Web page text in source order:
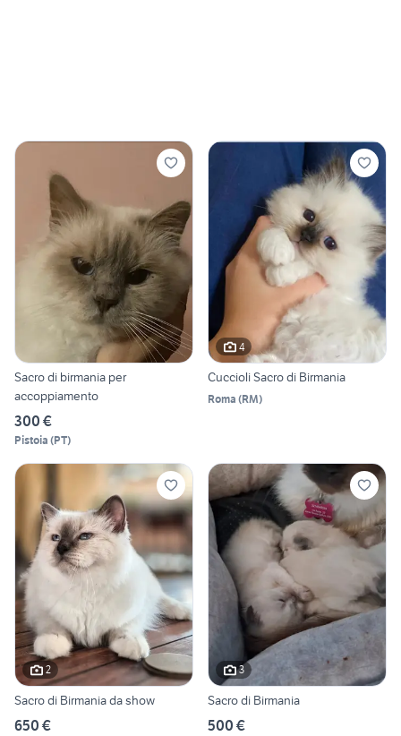
Sacro di birmania per
accoppiamento
300 €
Pistoia (PT)
4
Cuccioli Sacro di Birmania
Roma (RM)
2
Sacro di Birmania da show
650 €
3
Sacro di Birmania
500 €